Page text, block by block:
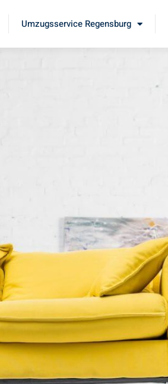
Umzugsservice Regensburg